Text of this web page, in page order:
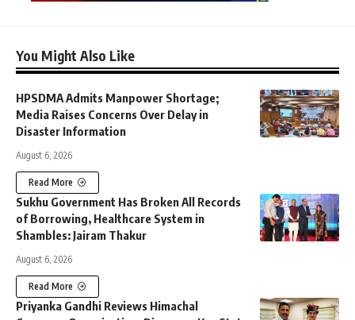
You Might Also Like
HPSDMA Admits Manpower Shortage;
Media Raises Concerns Over Delay in
Disaster Information
August 6, 2026
Read More
Sukhu Government Has Broken All Records
of Borrowing, Healthcare System in
Shambles: Jairam Thakur
August 6, 2026
Read More
Priyanka Gandhi Reviews Himachal